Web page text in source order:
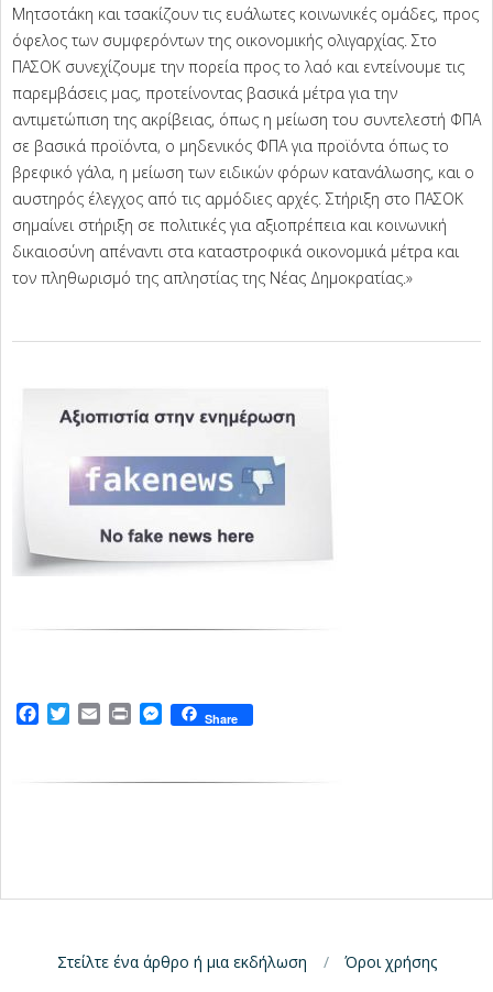
Μητσοτάκη και τσακίζουν τις ευάλωτες κοινωνικές ομάδες, προς
όφελος των συμφερόντων της οικονομικής ολιγαρχίας. Στο
ΠΑΣΟΚ συνεχίζουμε την πορεία προς το λαό και εντείνουμε τις
παρεμβάσεις μας, προτείνοντας βασικά μέτρα για την
αντιμετώπιση της ακρίβειας, όπως η μείωση του συντελεστή ΦΠΑ
σε βασικά προϊόντα, ο μηδενικός ΦΠΑ για προϊόντα όπως το
βρεφικό γάλα, η μείωση των ειδικών φόρων κατανάλωσης, και ο
αυστηρός έλεγχος από τις αρμόδιες αρχές. Στήριξη στο ΠΑΣΟΚ
σημαίνει στήριξη σε πολιτικές για αξιοπρέπεια και κοινωνική
δικαιοσύνη απέναντι στα καταστροφικά οικονομικά μέτρα και
τον πληθωρισμό της απληστίας της Νέας Δημοκρατίας.»
Facebook
TwitterEmailPrintMessenger
Share
Στείλτε ένα άρθρο ή μια εκδήλωση Όροι χρήσης